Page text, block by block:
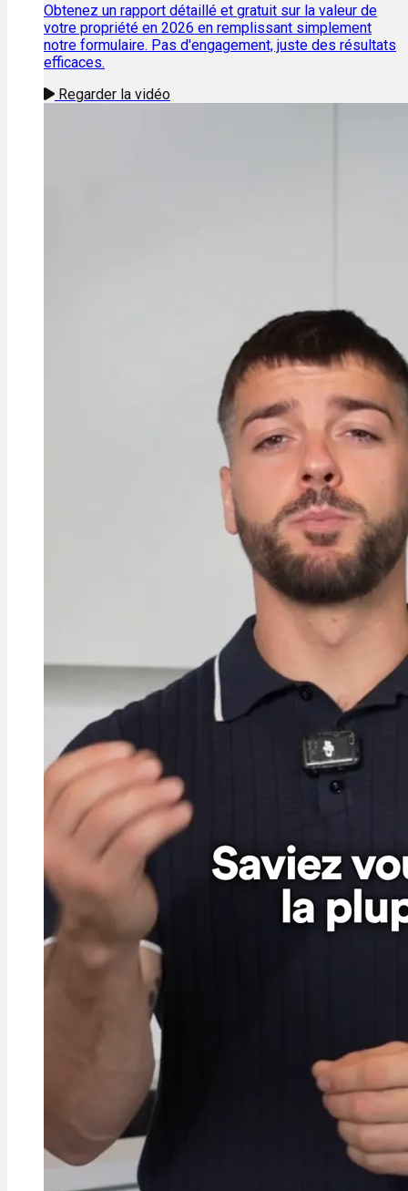
Obtenez un rapport détaillé et gratuit sur la valeur de
votre propriété en 2026 en remplissant simplement
notre formulaire. Pas d'engagement, juste des résultats
efficaces.
Regarder la vidéo